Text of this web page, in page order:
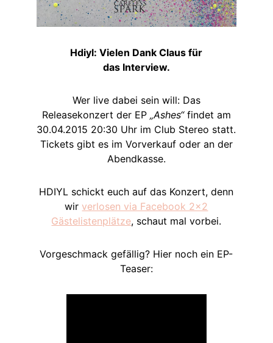
Hdiyl: Vielen Dank Claus für
das Interview.
Wer live dabei sein will: Das
Releasekonzert der EP „Ashes“ findet am
30.04.2015 20:30 Uhr im Club Stereo statt.
Tickets gibt es im Vorverkauf oder an der
Abendkasse.
HDIYL schickt euch auf das Konzert, denn
wir verlosen via Facebook 2×2
Gästelistenplätze, schaut mal vorbei.
Vorgeschmack gefällig? Hier noch ein EP-
Teaser: